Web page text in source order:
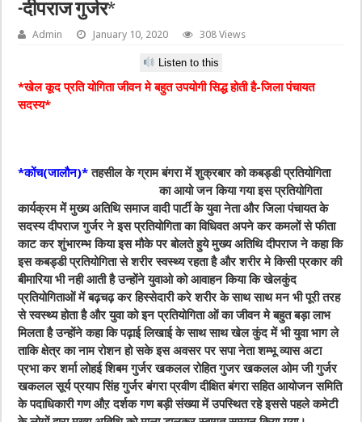
-दीपराज गुर्जर*
Admin January 10, 2020 308 Views
Listen to this
*खेल कूद प्रति योगिता जीवन मे बहुत उपयोगी सिद्ध होती है-जिला पंचायत
सदस्य*
*कोंच(जालौन)*तहसील के ग्राम बंगरा में शुक्रबार कोकबड्डी प्रतियोगिता
का आयो जन किया गया इस प्रतियोगिता
कार्यक्रम में मुख्य अतिथि समाज वादी पार्टी के युवा नेता और जिला पंचायत के
सदस्य दीपराज गुर्जर ने इस प्रतियोगिता का विधिवत अपने कर कमलों से फीता
काट कर शुंभारम्भ किया इस मौके पर बोलते हुये मुख्य अतिथि दीपराज ने कहा कि
इस कबड्डी प्रतियोगिता से शरीर स्वस्थ्य रहता है और शरीर मे किसी प्रकार की
बीमारिया भी नही आती है उन्होंने युवाओ को आवाहन किया कि खेलकुंद
प्रतियोगिताओं में बढ़चढ़ कर हिस्सेदारी करे शरीर के साथ साथ मन भी पूरी तरह
से स्वस्थ्य होता है और युवा को इन प्रतियोगिता ओं का जीवन मे बहुत बड़ा लाभ
मिलता है उन्होंने कहा कि पढ़ाई लिखाई के साथ साथ खेल कुंद में भी युवा भाग ले
ताकि क्षेत्र का नाम रोशन हो सके इस अवसर पर सपा नेता शम्भू व्यास अटा
प्रभा कर शर्मा लोहई शिबम गुर्जर खकलल रोहित गुजर खकलल ओम जी गुर्जर
खकलल सूर्य प्रयाप सिंह गुर्जर बंगरा प्रवीण दीक्षित बंगरा सहित आयोजन समिति
के पदाधिकारी गण औऱ दर्शक गण बड़ी संख्या में उपस्थित रहे इससे पहले कमेटी